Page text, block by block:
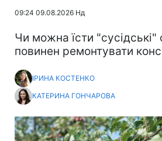
09:24 09.08.2026 Нд
Чи можна їсти "сусідські"
повинен ремонтувати
ІРИНА КОСТЕНКО
КАТЕРИНА ГОНЧАРОВА